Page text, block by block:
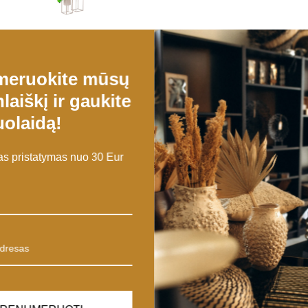
lauko erdvėse, suteikdami modernų ir elegantišką akcentą.
augalams – nuo mažų iki didesnių.
kuris harmonizuos su bet kokiu dekoru. Šviesi spalva ir
tiek lauko, tiek vidaus augalams, tokiems kaip žalieji augalai,
jums sukurti harmoningą aplinką tiek namuose, tiek sode. Jei
erdvę.
mūsų
ir gaukite
pristatymas nuo 30 Eur